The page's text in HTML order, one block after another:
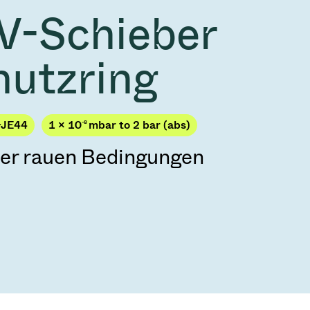
KR
Ad hoc announcement pursuant to Art. 53
LR
Schieber
1 × 10-8 mbar to 2 bar (abs)
rauen Bedingungen